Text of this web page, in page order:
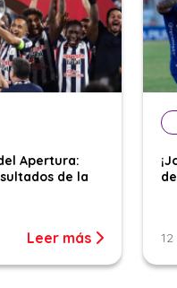
Apertura:
de la
Leer más